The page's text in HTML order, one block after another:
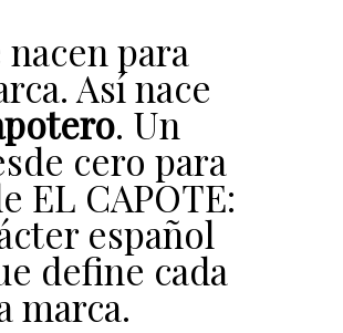
para
Así nace
. Un
cero para
EL CAPOTE:
español
define cada
marca.